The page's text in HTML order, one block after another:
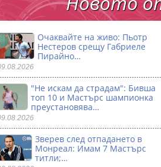
Очаквайте на живо: Пьотр
Нестеров срещу Габриеле
Пирайно…
"Не искам да страдам": Бивша
топ 10 и Мастърс шампионка
преустановява…
Зверев след отпадането в
Монреал: Имам 7 Мастърс
титли;…